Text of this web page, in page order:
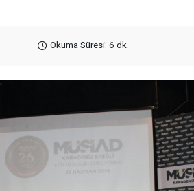
Okuma Süresi: 6 dk.